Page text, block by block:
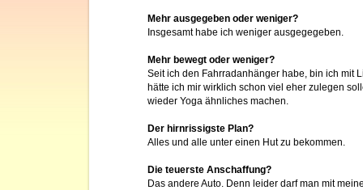
Mehr ausgegeben oder weniger?
Insgesamt habe ich weniger ausgegegeben.
Mehr bewegt oder weniger?
Seit ich den Fahrradanhänger habe, bin ich mit
hätte ich mir wirklich schon viel eher zulegen
wieder Yoga ähnliches machen.
Der hirnrissigste Plan?
Alles und alle unter einen Hut zu bekommen.
Die teuerste Anschaffung?
Das andere Auto. Denn leider darf man mit